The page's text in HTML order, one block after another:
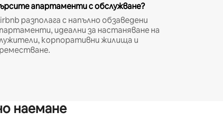
апартаменти с обслужване?
разполага с напълно обзаведени
идеални за настаняване на
корпоративни жилища и
наемане